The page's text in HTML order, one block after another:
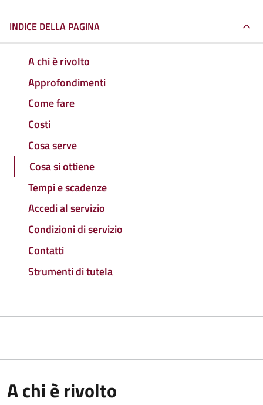
INDICE DELLA PAGINA
A chi è rivolto
Approfondimenti
Come fare
Costi
Cosa serve
Cosa si ottiene
Tempi e scadenze
Accedi al servizio
Condizioni di servizio
Contatti
Strumenti di tutela
A chi è rivolto